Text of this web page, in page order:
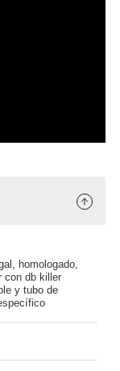
homologado,
con db killer
y tubo de